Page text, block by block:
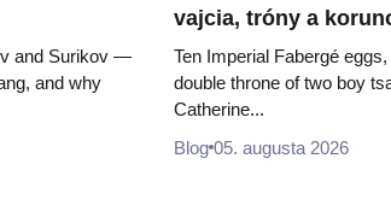
and Surikov —
and why
vajcia, tróny a
Ten Imperial Fabergé
double throne of two boy
Catherine...
Blog 05. augusta 2026